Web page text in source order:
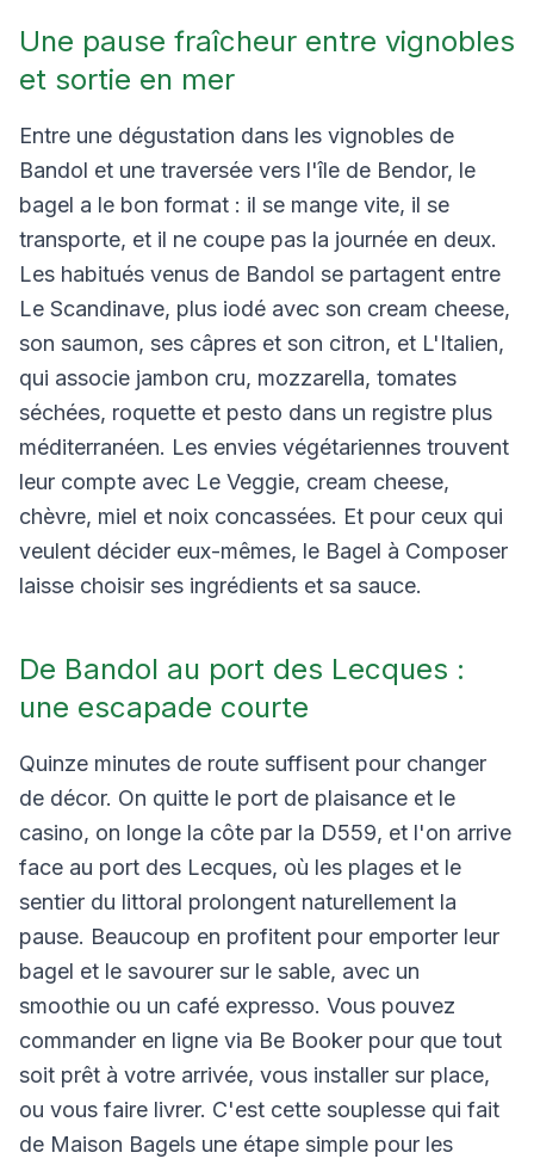
Une pause fraîcheur entre vignobles
et sortie en mer
Entre une dégustation dans les vignobles de
Bandol et une traversée vers l'île de Bendor, le
bagel a le bon format : il se mange vite, il se
transporte, et il ne coupe pas la journée en deux.
Les habitués venus de Bandol se partagent entre
Le Scandinave, plus iodé avec son cream cheese,
son saumon, ses câpres et son citron, et L'Italien,
qui associe jambon cru, mozzarella, tomates
séchées, roquette et pesto dans un registre plus
méditerranéen. Les envies végétariennes trouvent
leur compte avec Le Veggie, cream cheese,
chèvre, miel et noix concassées. Et pour ceux qui
veulent décider eux-mêmes, le Bagel à Composer
laisse choisir ses ingrédients et sa sauce.
De Bandol au port des Lecques :
une escapade courte
Quinze minutes de route suffisent pour changer
de décor. On quitte le port de plaisance et le
casino, on longe la côte par la D559, et l'on arrive
face au port des Lecques, où les plages et le
sentier du littoral prolongent naturellement la
pause. Beaucoup en profitent pour emporter leur
bagel et le savourer sur le sable, avec un
smoothie ou un café expresso. Vous pouvez
commander en ligne via Be Booker pour que tout
soit prêt à votre arrivée, vous installer sur place,
ou vous faire livrer. C'est cette souplesse qui fait
de Maison Bagels une étape simple pour les